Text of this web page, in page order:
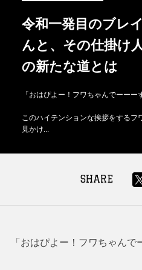
令和⼀発⽬のブレ
んと、その仕掛け
の新たな道とは
「おはぴよー！フワちゃんでーーー
このハイテンションな挨拶をする
見かけ...
SHARE
「おはぴよー！フワちゃんで